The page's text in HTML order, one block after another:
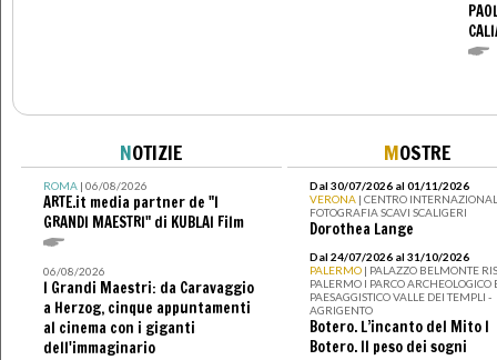
NOTIZIE
ROMA| 06/08/2026
ARTE.it media partner de "I
GRANDI MAESTRI" di KUBLAI Film
06/08/2026
I Grandi Maestri: da Caravaggio
a Herzog, cinque appuntamenti
al cinema con i giganti
dell'immaginario
MOSTRE
Dal 30/07/2026 al 01/11/2026
VERONA | CENTRO
FOTOGRAFIA SCAVI SCALIGERI
Dorothea Lange
Dal 24/07/2026 al 31/10/2026
PALERMO | PALAZZO BELMONTE
PALERMO I PARCO ARCHEOLOGICO
PAESAGGISTICO VALLE DEI TEMPLI -
AGRIGENTO
Botero. L’incanto del Mito I
Botero. Il peso dei sogni